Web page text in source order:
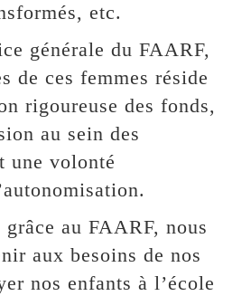
etc.
générale du FAARF,
de ces femmes réside
rigoureuse des fonds,
au sein des
une volonté
au FAARF, nous
aux besoins de nos
nos enfants à l’école